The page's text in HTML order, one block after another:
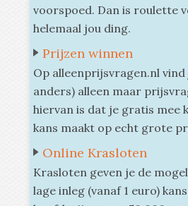
voorspoed. Dan is roulette
helemaal jou ding.
Prijzen winnen
Op alleenprijsvragen.nl vind
anders) alleen maar
hiervan is dat je gratis mee
kans maakt op echt grote
Online Krasloten
Krasloten geven je de
lage inleg (vanaf 1 euro)